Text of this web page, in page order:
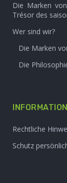
Die Marken
Trésor des
Wer sind wir?
Die Marken
Die
Rechtliche
Schutz